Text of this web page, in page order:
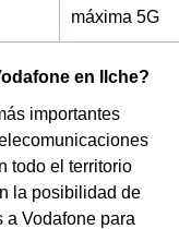
máxima 5G
en Ilche?
importantes
todo el territorio
la posibilidad de
a Vodafone para